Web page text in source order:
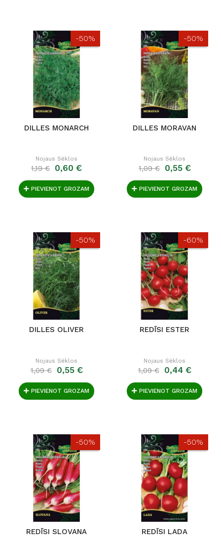
-50%
DILLES MONARCH
Nojaus Sėklos
1,19 € 0,60 €
PIEVIENOT GROZAM
-50%
DILLES MORAVAN
Nojaus Sėklos
1,09 € 0,55 €
PIEVIENOT GROZAM
-50%
DILLES OLIVER
Nojaus Sėklos
1,09 € 0,55 €
PIEVIENOT GROZAM
-60%
REDĪSI ESTER
Nojaus Sėklos
1,09 € 0,44 €
PIEVIENOT GROZAM
-50%
REDĪSI SLOVANA
-50%
REDĪSI LADA